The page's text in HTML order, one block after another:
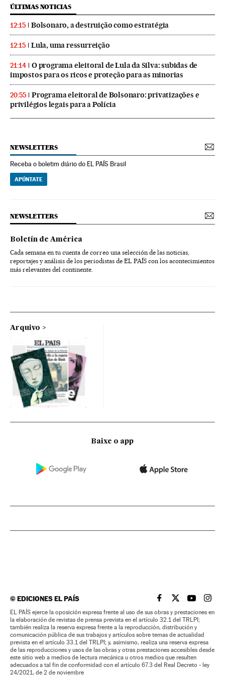
ÚLTIMAS NOTICIAS
12:15 Bolsonaro, a destruição como estratégia
12:15 Lula, uma ressurreição
21:14
O programa eleitoral de Lula da Silva: subidas de
impostos para os ricos e proteção para as minorias
20:55
Programa eleitoral de Bolsonaro: privatizações e
privilégios legais para a Polícia
NEWSLETTERS
Receba o boletim diário do EL PAÍS Brasil
APÚNTATE
NEWSLETTERS
Boletín de América
Cada semana en tu cuenta de correo una selección de las noticias,
reportajes y análisis de los periodistas de EL PAÍS con los acontecimientos
más relevantes del continente.
Arquivo
Baixe o app
©EDICIONES EL PAÍS EL PAÍS BRASIL EN
EL PAÍSEL PAÍS
EL
EL PAÍS ejerce la oposición expresa frente al uso de sus obras y prestaciones en
la elaboración de revistas de prensa prevista en el artículo 32.1 del TRLPI;
también realiza la reserva expresa frente a la reproducción, distribución y
comunicación pública de sus trabajos y artículos sobre temas de actualidad
prevista en el artículo 33.1 del TRLPI; y, asimismo, realiza una reserva expresa
de las reproducciones y usos de las obras y otras prestaciones accesibles desde
este sitio web a medios de lectura mecánica u otros medios que resulten
adecuados a tal fin de conformidad con el artículo 67.3 del Real Decreto - ley
24/2021, de 2 de noviembre